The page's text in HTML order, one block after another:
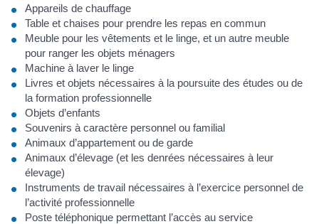
Appareils de chauffage
Table et chaises pour prendre les repas en commun
Meuble pour les vêtements et le linge, et un autre meuble
pour ranger les objets ménagers
Machine à laver le linge
Livres et objets nécessaires à la poursuite des études ou de
la formation professionnelle
Objets d’enfants
Souvenirs à caractère personnel ou familial
Animaux d’appartement ou de garde
Animaux d’élevage (et les denrées nécessaires à leur
élevage)
Instruments de travail nécessaires à l’exercice personnel de
l’activité professionnelle
Poste téléphonique permettant l’accès au service